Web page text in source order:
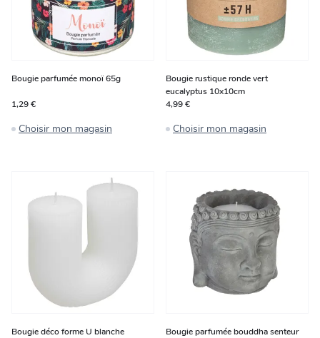
Bougie parfumée monoï 65g
1,29 €
Choisir mon magasin
Bougie rustique ronde vert
eucalyptus 10x10cm
4,99 €
Choisir mon magasin
Bougie déco forme U blanche
Bougie parfumée bouddha senteur